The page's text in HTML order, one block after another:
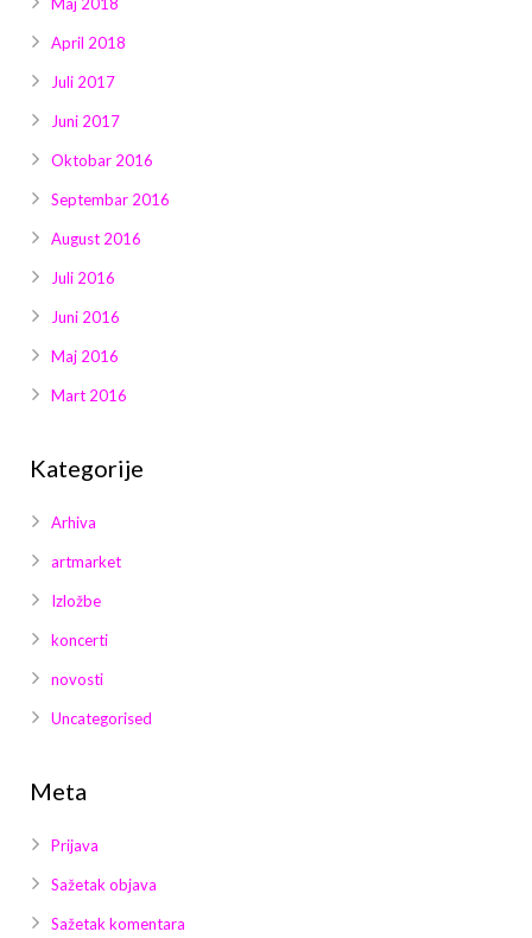
April 2018
Juli 2017
Juni 2017
Oktobar 2016
Septembar 2016
August 2016
Juli 2016
Juni 2016
Maj 2016
Mart 2016
Kategorije
Arhiva
artmarket
Izložbe
koncerti
novosti
Uncategorised
Meta
Prijava
Sažetak objava
Sažetak komentara